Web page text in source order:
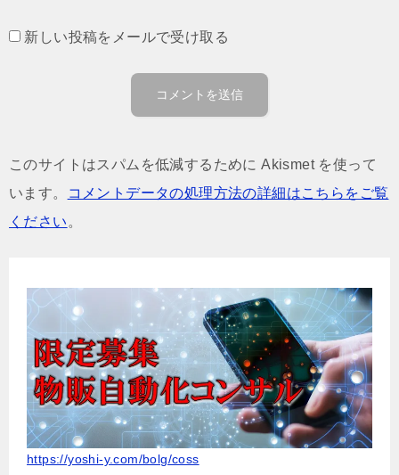
新しい投稿をメールで受け取る
このサイトはスパムを低減するために Akismet を使って
います。
コメントデータの処理方法の詳細はこちらをご覧
ください 。
https://yoshi-y.com/bolg/coss